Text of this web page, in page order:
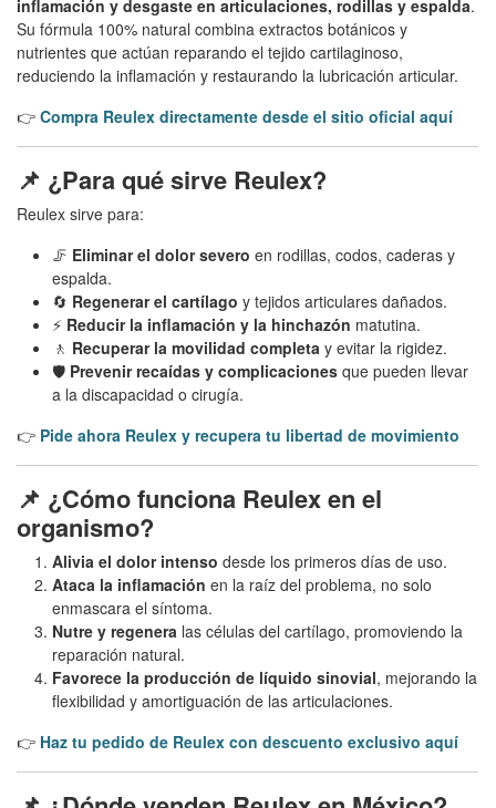
inflamación y desgaste en articulaciones, rodillas y espalda.
Su fórmula 100% natural combina extractos botánicos y
nutrientes que actúan reparando el tejido cartilaginoso,
reduciendo la inflamación y restaurando la lubricación articular.
👉 Compra Reulex directamente desde el sitio oficial aquí
📌 ¿Para qué sirve Reulex?
Reulex sirve para:
🦵 Eliminar el dolor severo en rodillas, codos, caderas y
espalda.
🔄 Regenerar el cartílago y tejidos articulares dañados.
⚡ Reducir la inflamación y la hinchazón matutina.
🚶 Recuperar la movilidad completa y evitar la rigidez.
🛡️ Prevenir recaídas y complicaciones que pueden llevar
a la discapacidad o cirugía.
👉 Pide ahora Reulex y recupera tu libertad de movimiento
📌 ¿Cómo funciona Reulex en el
organismo?
Alivia el dolor intenso desde los primeros días de uso.
Ataca la inflamación en la raíz del problema, no solo
enmascara el síntoma.
Nutre y regenera las células del cartílago, promoviendo la
reparación natural.
Favorece la producción de líquido sinovial, mejorando la
flexibilidad y amortiguación de las articulaciones.
👉 Haz tu pedido de Reulex con descuento exclusivo aquí